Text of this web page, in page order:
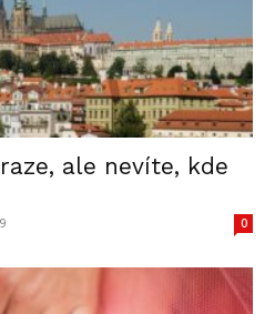
ale nevíte, kde
0